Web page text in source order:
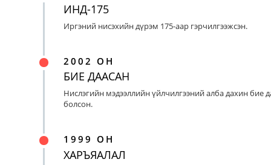
ИНД-175
Иргэний нисэхийн дүрэм 175-аар гэрчилгээжсэн.
2002 ОН
БИЕ ДААСАН
Нислэгийн мэдээллийн үйлчилгээний алба дахин бие
болсон.
1999 ОН
ХАРЪЯАЛАЛ